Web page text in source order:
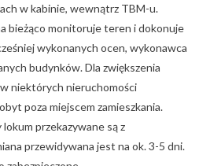
w kabinie, wewnątrz TBM-u.
bieżąco monitoruje teren i dokonuje
wykonanych ocen, wykonawca
budynków. Dla zwiększenia
niektórych nieruchomości
poza miejscem zamieszkania.
przekazywane są z
przewidywana jest na ok. 3-5 dni.